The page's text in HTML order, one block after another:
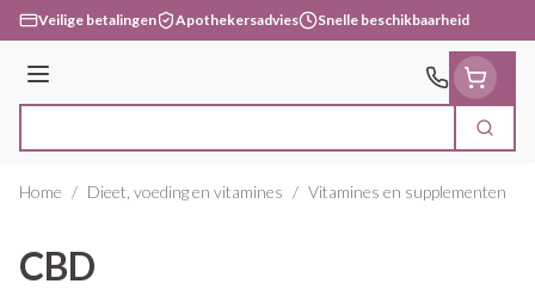
Ga naar de inhoud
Veilige betalingen Apothekersadvies Snelle beschikbaarheid
Menu
Zoek
Home / Dieet, voeding en vitamines / Vitamines en supplementen
CBD